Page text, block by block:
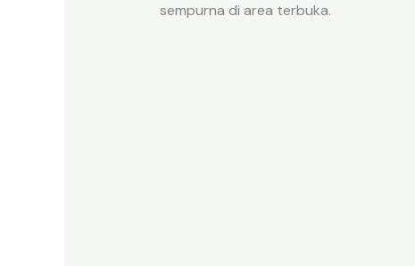
sempurna di area terbuka.